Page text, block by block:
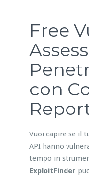
Free
con
Vuoi capire se il
API hanno
tempo in
ExploitFinder